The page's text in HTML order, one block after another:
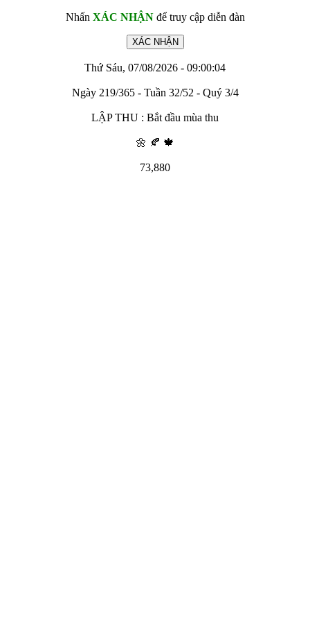
Nhấn XÁC NHẬNđể truy cập diễn đàn
Thứ Sáu, 07/08/2026 - 09:00:04
Ngày 219/365 - Tuần 32/52 - Quý 3/4
LẬP THU : Bắt đầu mùa thu
🌼 🍂 🍁
73,880